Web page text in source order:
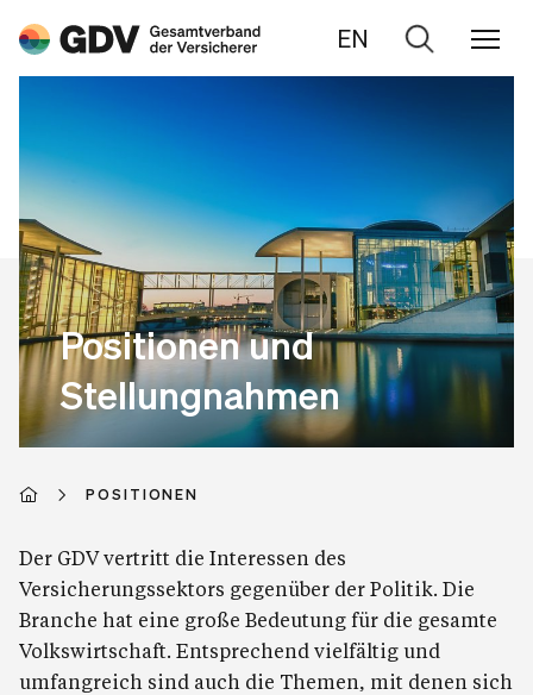
EN
Zur
Positionen und
Stellungnahmen
POSITIONEN
Der GDV vertritt die Interessen des
Versicherungssektors gegenüber der Politik. Die
Branche hat eine große Bedeutung für die gesamte
Volkswirtschaft. Entsprechend vielfältig und
umfangreich sind auch die Themen, mit denen sich